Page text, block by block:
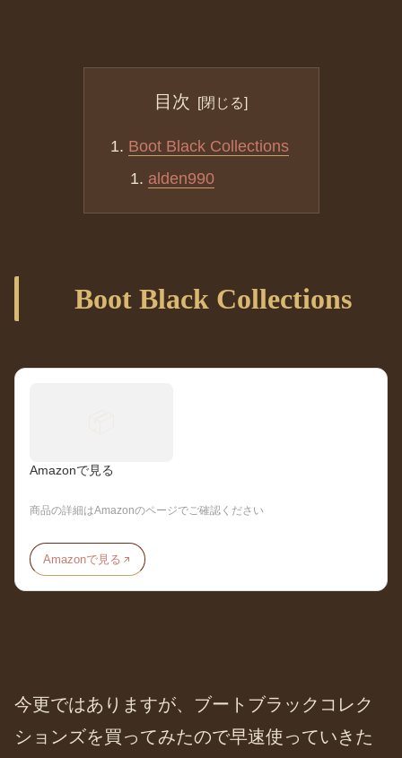
目次
Boot Black Collections
alden990
Boot Black Collections
Amazonで見る
商品の詳細はAmazonのページでご確認ください
Amazonで見る
今更ではありますが、ブートブラックコレク
ションズを買ってみたので早速使っていきた